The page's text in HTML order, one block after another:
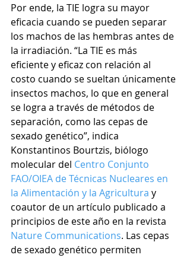
Por ende, la TIE logra su mayor
eficacia cuando se pueden separar
los machos de las hembras antes de
la irradiación. “La TIE es más
eficiente y eficaz con relación al
costo cuando se sueltan únicamente
insectos machos, lo que en general
se logra a través de métodos de
separación, como las cepas de
sexado genético”, indica
Konstantinos Bourtzis, biólogo
molecular del Centro Conjunto
FAO/OIEA de Técnicas Nucleares en
la Alimentación y la Agricultura y
coautor de un artículo publicado a
principios de este año en la revista
Nature Communications. Las cepas
de sexado genético permiten